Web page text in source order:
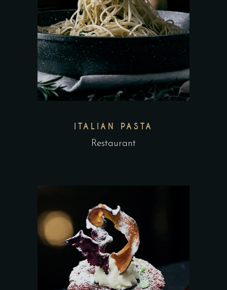
ITALIAN PASTA
Restaurant